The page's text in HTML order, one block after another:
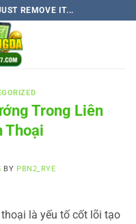
REMOVE IT...
Trong Liên
Thoại
BY PBN2_RYE
là yếu tố cốt lõi tạo